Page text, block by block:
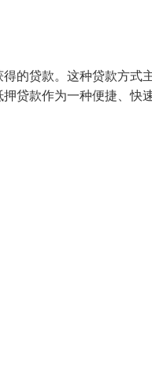
的贷款。这种贷款方式
贷款作为一种便捷、快